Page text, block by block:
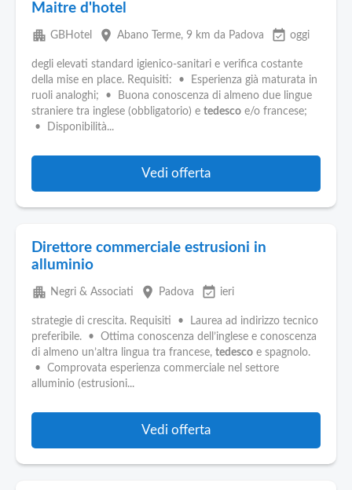
Maitre d'hotel
apartment GBHotel place Abano Terme, 9 km da Padova event_available oggi
degli elevati standard igienico-sanitari e verifica costante
della mise en place. Requisiti: • Esperienza già maturata in
ruoli analoghi; • Buona conoscenza di almeno due lingue
straniere tra inglese (obbligatorio) e tedesco e/o francese;
• Disponibilità...
Vedi offerta
Direttore commerciale estrusioni in
alluminio
apartment Negri & Associati place Padova event_available ieri
strategie di crescita. Requisiti • Laurea ad indirizzo tecnico
preferibile. • Ottima conoscenza dell’inglese e conoscenza
di almeno un’altra lingua tra francese, tedesco e spagnolo.
• Comprovata esperienza commerciale nel settore
alluminio (estrusioni...
Vedi offerta